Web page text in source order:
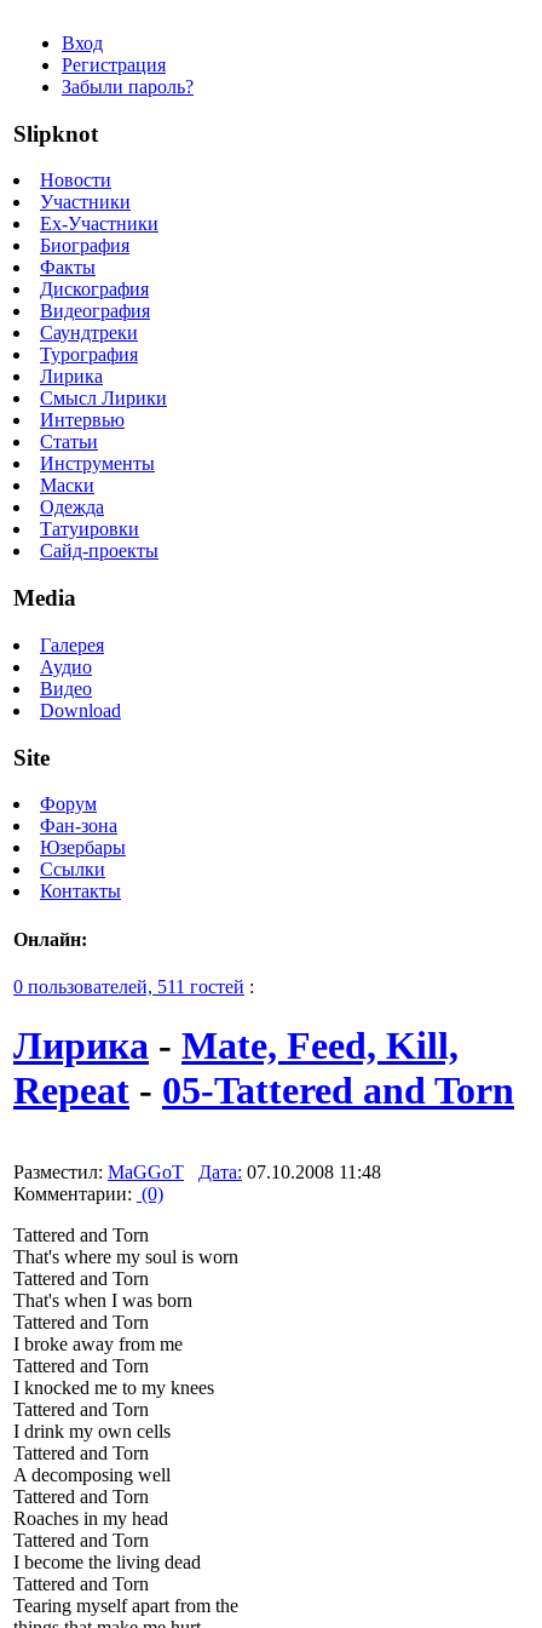
Вход
Регистрация
Забыли пароль?
Slipknot
Новости
Участники
Ex-Участники
Биография
Факты
Дискография
Видеография
Саундтреки
Турография
Лирика
Смысл Лирики
Интервью
Статьи
Инструменты
Маски
Одежда
Татуировки
Сайд-проекты
Media
Галерея
Аудио
Видео
Download
Site
Форум
Фан-зона
Юзербары
Ссылки
Контакты
Онлайн:
0 пользователей, 511 гостей :
Лирика - Mate, Feed, Kill,
Repeat - 05-Tattered and Torn
Разместил: MaGGoT Дата: 07.10.2008 11:48
Комментарии: (0)
Tattered and Torn
That's where my soul is worn
Tattered and Torn
That's when I was born
Tattered and Torn
I broke away from me
Tattered and Torn
I knocked me to my knees
Tattered and Torn
I drink my own cells
Tattered and Torn
A decomposing well
Tattered and Torn
Roaches in my head
Tattered and Torn
I become the living dead
Tattered and Torn
Tearing myself apart from the